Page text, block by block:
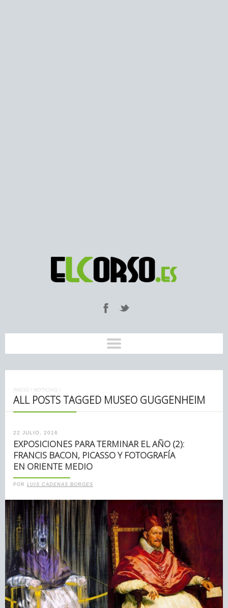
INICIO / NOTICIAS /
ALL POSTS TAGGED MUSEO GUGGENHEIM
22 JULIO, 2016
EXPOSICIONES PARA TERMINAR EL AÑO (2):
FRANCIS BACON, PICASSO Y FOTOGRAFÍA
EN ORIENTE MEDIO
POR LUIS CADENAS BORGES